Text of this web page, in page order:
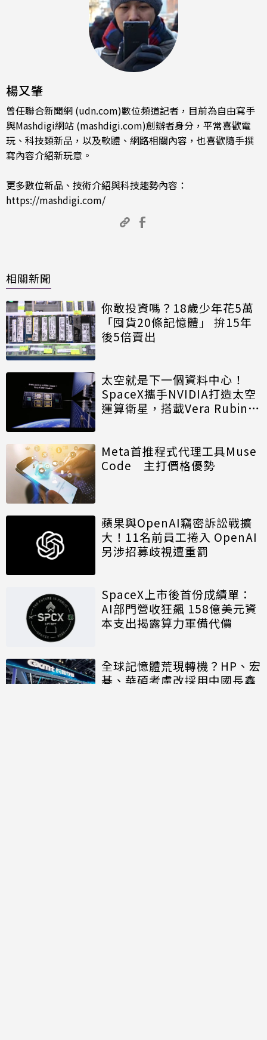
楊又肇
曾任聯合新聞網 (udn.com)數位頻道記者，目前為自由寫手
與Mashdigi網站 (mashdigi.com)創辦者身分，平常喜歡電
玩、科技類新品，以及軟體、網路相關內容，也喜歡隨手撰
寫內容介紹新玩意。
更多數位新品、技術介紹與科技趨勢內容：
https://mashdigi.com/
相關新聞
你敢投資嗎？18歲少年花5萬
「囤貨20條記憶體」 拚15年
後5倍賣出
太空就是下一個資料中心！
SpaceX攜手NVIDIA打造太空
運算衛星，搭載Vera Rubin運
Meta首推程式代理工具Muse
Code 主打價格優勢
蘋果與OpenAI竊密訴訟戰擴
大！11名前員工捲入 OpenAI
另涉招募歧視遭重罰
SpaceX上市後首份成績單：
AI部門營收狂飆 158億美元資
本支出揭露算力軍備代價
全球記憶體荒現轉機？HP、宏
碁、華碩考慮改採用中國長鑫